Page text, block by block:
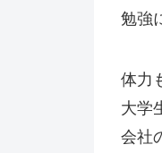
勉強
体力
大学
会社